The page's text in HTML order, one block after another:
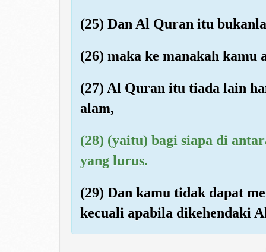
(25) Dan Al Quran itu
(26) maka ke manakah kamu
(27) Al Quran itu tiada lain
alam,
(28) (yaitu) bagi siapa di
yang lurus.
(29) Dan kamu tidak dapat
kecuali apabila dikehendaki